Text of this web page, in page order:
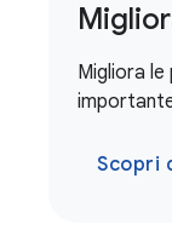
Migliora
Scopri